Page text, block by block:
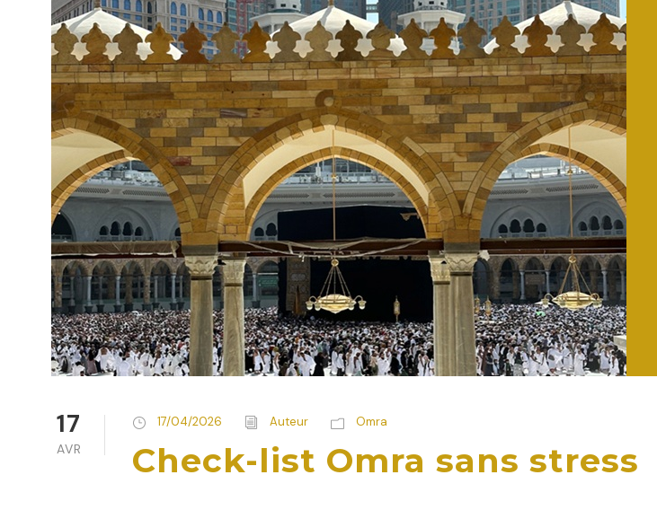
17
AVR
17/04/2026 Auteur Omra
Check-list Omra sans stress